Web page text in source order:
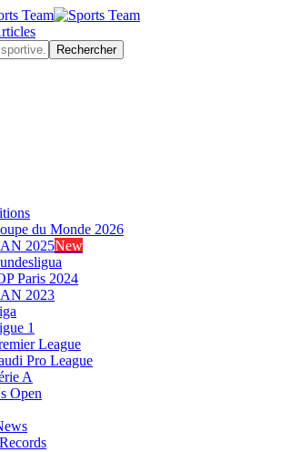
du Monde 2026
2025New
Paris 2024
2023
1
League
Pro League
A
Open